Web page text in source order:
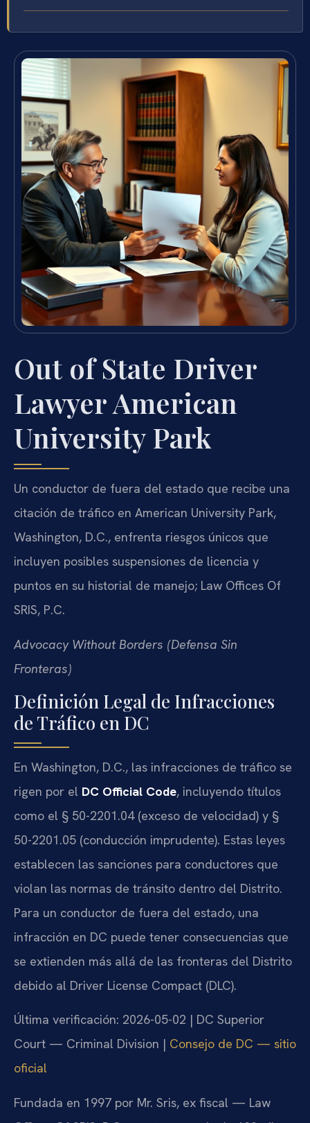
Out of State Driver
Lawyer American
University Park
Un conductor de fuera del estado que recibe una
citación de tráfico en American University Park,
Washington, D.C., enfrenta riesgos únicos que
incluyen posibles suspensiones de licencia y
puntos en su historial de manejo; Law Offices Of
SRIS, P.C.
Advocacy Without Borders (Defensa Sin
Fronteras)
Definición Legal de Infracciones
de Tráfico en DC
En Washington, D.C., las infracciones de tráfico se
rigen por el DC Official Code, incluyendo títulos
como el § 50-2201.04 (exceso de velocidad) y §
50-2201.05 (conducción imprudente). Estas leyes
establecen las sanciones para conductores que
violan las normas de tránsito dentro del Distrito.
Para un conductor de fuera del estado, una
infracción en DC puede tener consecuencias que
se extienden más allá de las fronteras del Distrito
debido al Driver License Compact (DLC).
Última verificación: 2026-05-02 | DC Superior
Court — Criminal Division | Consejo de DC — sitio
oficial
Fundada en 1997 por Mr. Sris, ex fiscal — Law